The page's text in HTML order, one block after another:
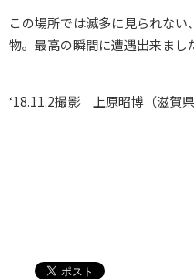
この場所では滅多に見られな
物。最高の瞬間に遭遇出来まし
‘18.11.2撮影 上原昭博（滋賀県